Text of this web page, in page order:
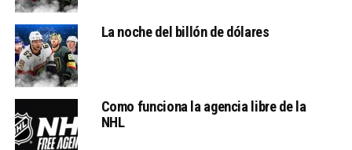
La noche del billón de dólares
Como funciona la agencia libre de la
NHL